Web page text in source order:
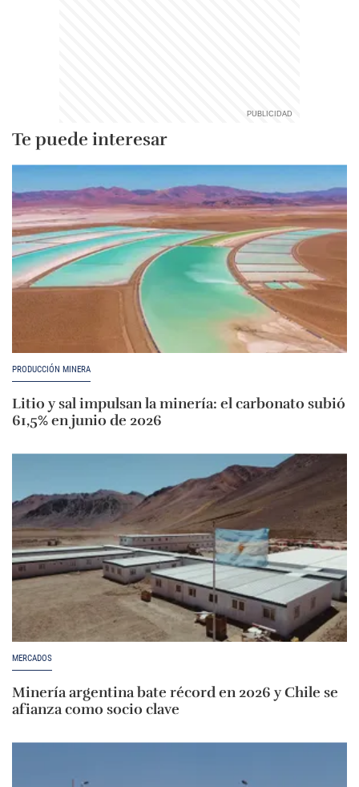
Te puede interesar
PRODUCCIÓN MINERA
Litio y sal impulsan la minería: el carbonato subió
61,5% en junio de 2026
MERCADOS
Minería argentina bate récord en 2026 y Chile se
afianza como socio clave